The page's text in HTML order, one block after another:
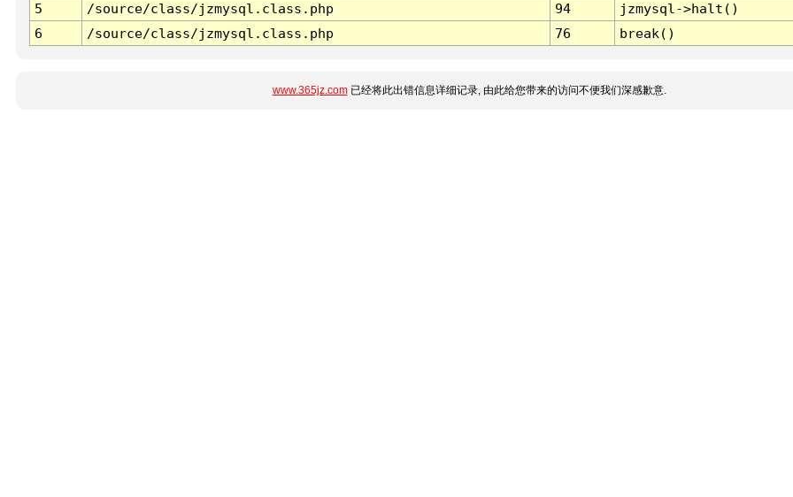
5
/source/class/jzmysql.class.php 94
jzmysql->halt()
6
/source/class/jzmysql.class.php 76 break()
www.365jz.com已经将此出错信息详细记录, 由此给您带来的访问不便我们深感歉意.